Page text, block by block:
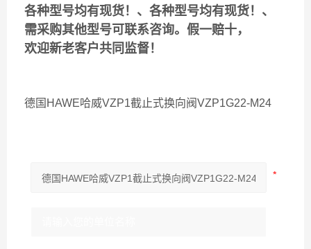
各种型号均有现货！、各种型号均有现货！、
需采购其他型号可联系咨询。假一赔十，
欢迎新老客户共同监督！
德国HAWE哈威VZP1截止式换向阀VZP1G22-M24